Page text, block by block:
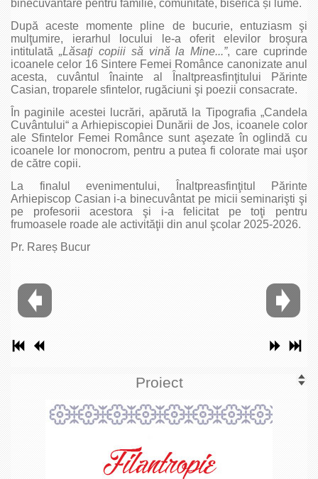
binecuvântare pentru familie, comunitate, biserică și lume.
După aceste momente pline de bucurie, entuziasm şi
mulţumire, ierarhul locului le-a oferit elevilor broşura
intitulată „Lăsaţi copiii să vină la Mine...”, care cuprinde
icoanele celor 16 Sintere Femei Românce canonizate anul
acesta, cuvântul înainte al Înaltpreasfinţitului Părinte
Casian, troparele sfintelor, rugăciuni şi poezii consacrate.
În paginile acestei lucrări, apărută la Tipografia „Candela
Cuvântului“ a Arhiepiscopiei Dunării de Jos, icoanele color
ale Sfintelor Femei Românce sunt aşezate în oglindă cu
icoanele lor monocrom, pentru a putea fi colorate mai uşor
de către copii.
La finalul evenimentului, Înaltpreasfinţitul Părinte
Arhiepiscop Casian i-a binecuvântat pe micii seminarişti şi
pe profesorii acestora şi i-a felicitat pe toţi pentru
frumoasele roade ale activităţii din anul şcolar 2025-2026.
Pr. Rareș Bucur
Proiect